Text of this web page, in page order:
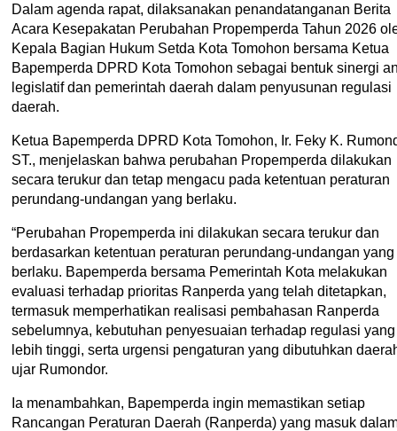
Dalam agenda rapat, dilaksanakan penandatanganan Berita
Acara Kesepakatan Perubahan Propemperda Tahun 2026
Kepala Bagian Hukum Setda Kota Tomohon bersama Ketua
Bapemperda DPRD Kota Tomohon sebagai bentuk sinergi
legislatif dan pemerintah daerah dalam penyusunan regulasi
daerah.
Ketua Bapemperda DPRD Kota Tomohon, Ir. Feky K.
ST., menjelaskan bahwa perubahan Propemperda dilakukan
secara terukur dan tetap mengacu pada ketentuan peraturan
perundang-undangan yang berlaku.
“Perubahan Propemperda ini dilakukan secara terukur dan
berdasarkan ketentuan peraturan perundang-undangan yang
berlaku. Bapemperda bersama Pemerintah Kota melakukan
evaluasi terhadap prioritas Ranperda yang telah ditetapkan,
termasuk memperhatikan realisasi pembahasan Ranperda
sebelumnya, kebutuhan penyesuaian terhadap regulasi yang
lebih tinggi, serta urgensi pengaturan yang dibutuhkan
ujar Rumondor.
Ia menambahkan, Bapemperda ingin memastikan setiap
Rancangan Peraturan Daerah (Ranperda) yang masuk